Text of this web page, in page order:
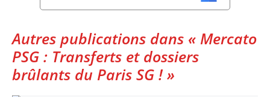
Autres publications dans « Mercato
PSG : Transferts et dossiers
brûlants du Paris SG ! »